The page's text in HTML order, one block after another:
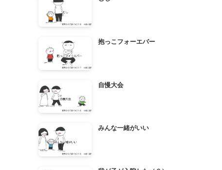
抱っこフォーエバー
自慢大会
みんな一緒がいい